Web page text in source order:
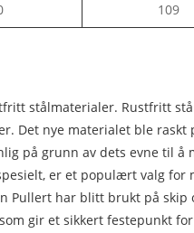
109
stålmaterialer. Rustfritt
Det nye materialet ble
på grunn av dets evne til
er et populært valg for
Pullert har blitt brukt på
gir et sikkert festepunkt